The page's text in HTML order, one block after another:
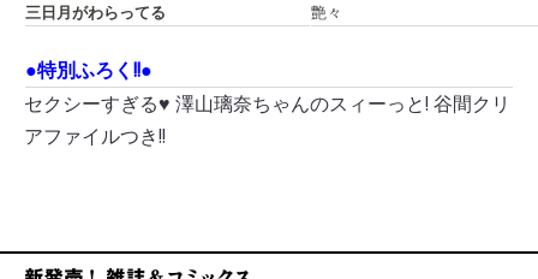
三日月がわらってる
艶々
●特別ふろく!!●
セクシーすぎる♥ 澤山璃奈ちゃんのスィーっと! 谷間クリ
アファイルつき!!